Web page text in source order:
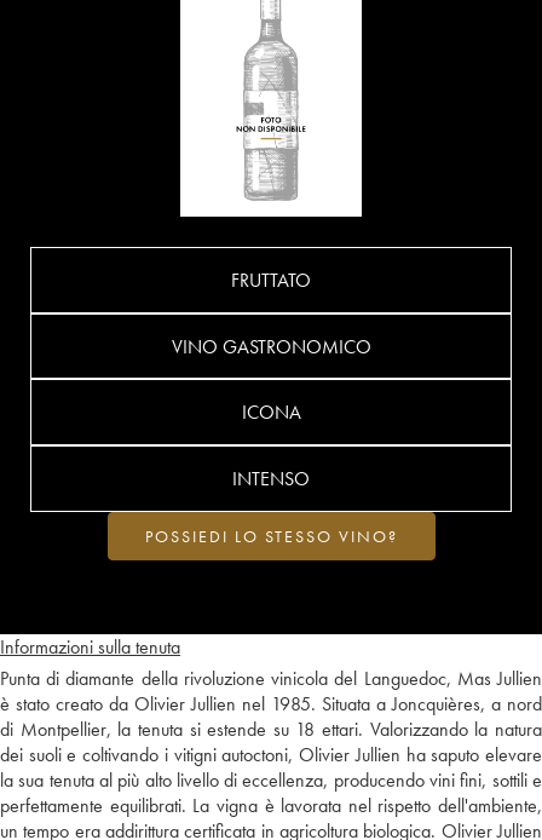
Informazioni sulla tenuta
Punta di diamante della rivoluzione vinicola del Languedoc, Mas Jullien
è stato creato da Olivier Jullien nel 1985. Situata a Joncquières, a nord
di Montpellier, la tenuta si estende su 18 ettari. Valorizzando la natura
dei suoli e coltivando i vitigni autoctoni, Olivier Jullien ha saputo elevare
la sua tenuta al più alto livello di eccellenza, producendo vini fini, sottili e
perfettamente equilibrati. La vigna è lavorata nel rispetto dell'ambiente,
un tempo era addirittura certificata in agricoltura biologica. Olivier Jullien
FRUTTATO
VINO GASTRONOMICO
ICONA
INTENSO
POSSIEDI LO STESSO VINO?